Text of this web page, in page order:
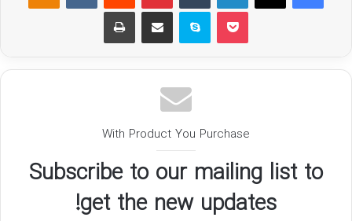
پاکت اسکایپ اشتراک گذاری با ایمیل چاپ
With Product You Purchase
Subscribe to our mailing list to
get the new updates!